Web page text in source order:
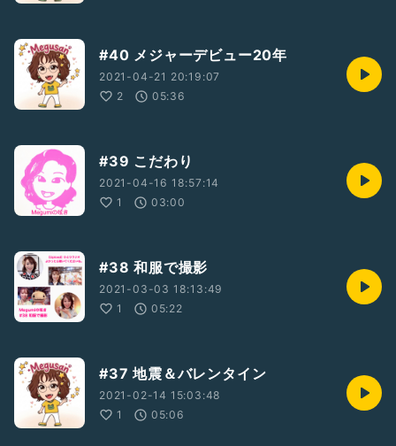
#40 メジャーデビュー20年
2021-04-21 20:19:07
2
05:36
#39 こだわり
2021-04-16 18:57:14
1
03:00
#38 和服で撮影
2021-03-03 18:13:49
1
05:22
#37 地震＆バレンタイン
2021-02-14 15:03:48
1
05:06